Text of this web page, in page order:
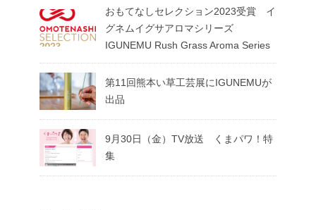
おもてなしセレクション2023受賞 イ
グネムイグサアロマシリーズ
IGUNEMU Rush Grass Aroma Series
第11回熊本い草工芸展にIGUNEMUが
出品
9月30日（金）TV放送 くまパワ！特
集